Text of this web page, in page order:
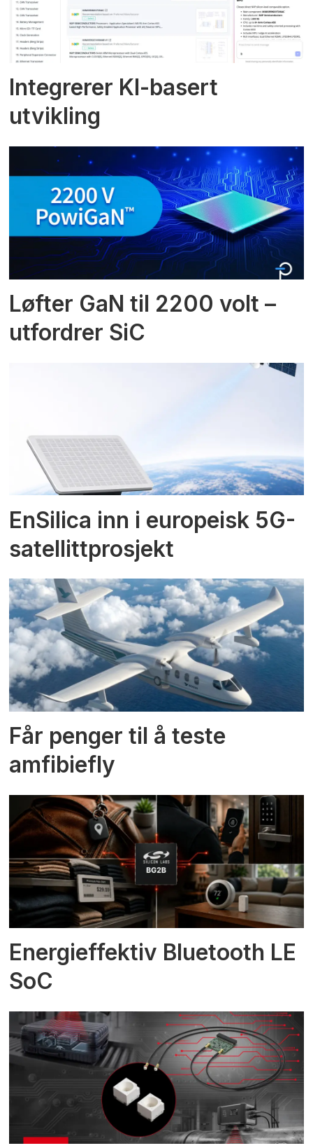
Integrerer KI-basert
utvikling
Løfter GaN til 2200 volt –
utfordrer SiC
EnSilica inn i europeisk 5G-
satellittprosjekt
Får penger til å teste
amfibiefly
Energieffektiv Bluetooth LE
SoC